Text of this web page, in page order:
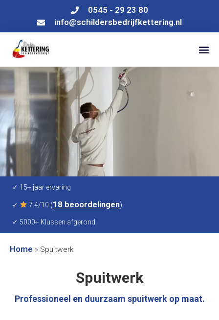
0545 - 29 23 80
info@schildersbedrijfkettering.nl
✓ 15+ jaar ervaring
✓ 7.4/10 (18 beoordelingen)
✓ 5000+ Klussen afgerond
Home » Spuitwerk
Spuitwerk
Professioneel en duurzaam spuitwerk op maat.